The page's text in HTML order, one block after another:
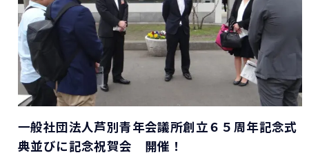
一般社団法人芦別青年会議所創立６５周年記念式
典並びに記念祝賀会 開催！